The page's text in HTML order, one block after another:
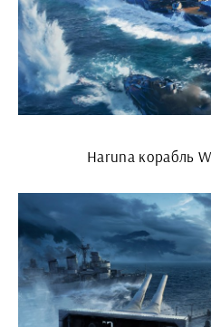
Haruna корабль